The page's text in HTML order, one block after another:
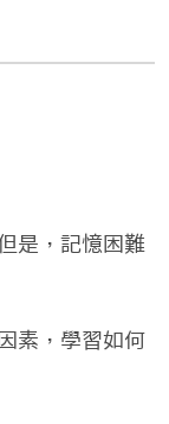
是，記憶困難
素，學習如何